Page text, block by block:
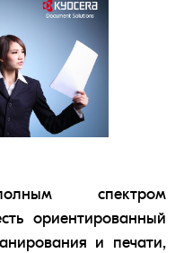
спектром
ориентированный
и печати,